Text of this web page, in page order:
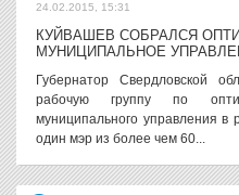
24.02.2015, 15:31
КУЙВАШЕВ СОБРАЛСЯ
МУНИЦИПАЛЬНОЕ
Губернатор Свердловской
рабочую группу по
муниципального управления в
один мэр из более чем 60...